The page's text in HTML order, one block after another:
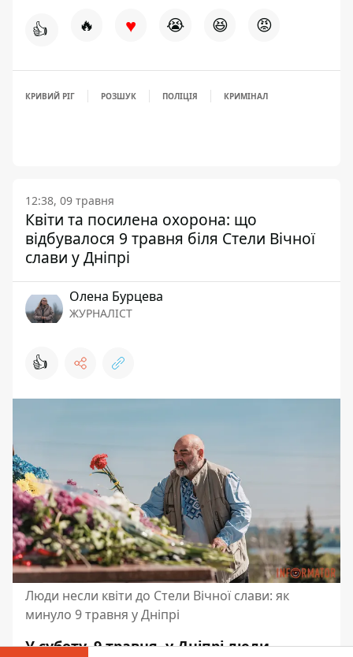
👍 🔥 ♥ 😭 😆 😡
КРИВИЙ РІГ РОЗШУК ПОЛІЦІЯ КРИМІНАЛ
12:38, 09 травня
Квіти та посилена охорона: що
відбувалося 9 травня біля Стели Вічної
слави у Дніпрі
Олена Бурцева
ЖУРНАЛІСТ
👍
Люди несли квіти до Стели Вічної слави: як
минуло 9 травня у Дніпрі
У суботу, 9 травня, у Дніпрі люди